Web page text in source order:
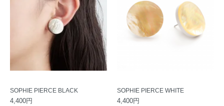
SOPHIE PIERCE BLACK
4,400円
SOPHIE PIERCE WHITE
4,400円